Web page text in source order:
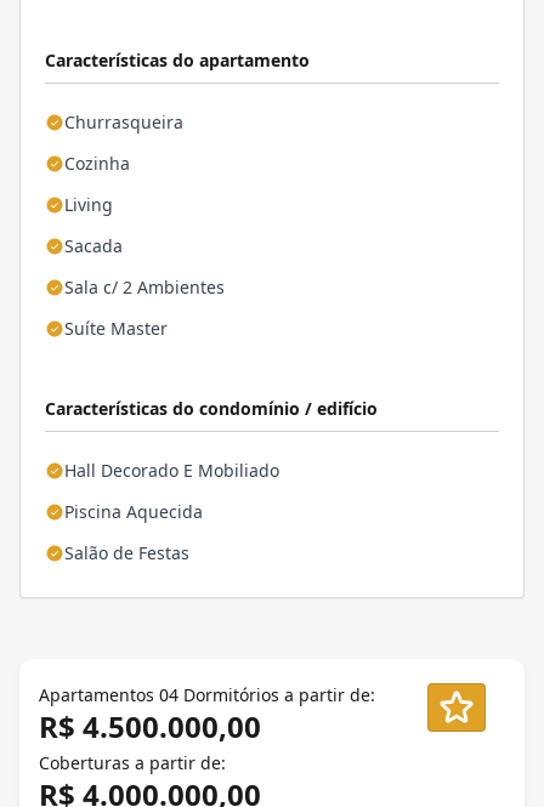
Características do apartamento
Churrasqueira
Cozinha
Living
Sacada
Sala c/ 2 Ambientes
Suíte Master
Características do condomínio / edifício
Hall Decorado E Mobiliado
Piscina Aquecida
Salão de Festas
Apartamentos 04 Dormitórios a partir de:
R$ 4.500.000,00
Coberturas a partir de:
R$ 4.000.000,00